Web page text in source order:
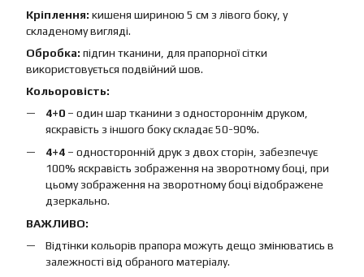
Кріплення: кишеня шириною 5 см з лівого боку, у
складеному вигляді.
Обробка: підгин тканини, для прапорної сітки
використовується подвійний шов.
Кольоровість:
4+0 – один шар тканини з одностороннім друком,
яскравість з іншого боку складає 50-90%.
4+4 – односторонній друк з двох сторін, забезпечує
100% яскравість зображення на зворотному боці, при
цьому зображення на зворотному боці відображене
дзеркально.
ВАЖЛИВО:
Відтінки кольорів прапора можуть дещо змінюватись в
залежності від обраного матеріалу.